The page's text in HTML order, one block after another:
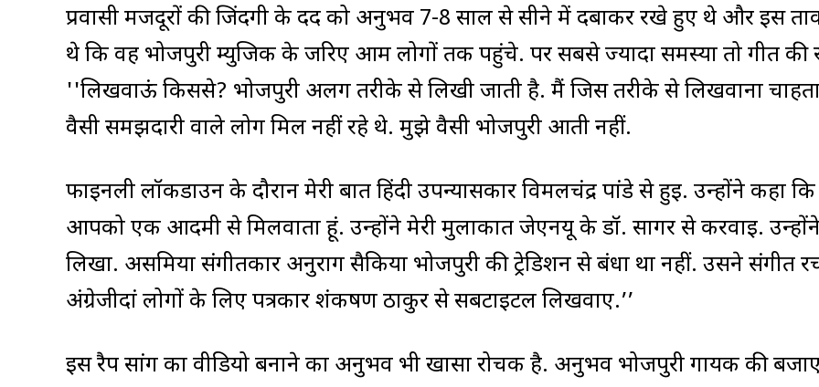
प्रवासी मजदूरों की जिंदगी के दर्द को अनुभव 7-8 साल से सीने में दबाकर रखे हुए थे और इस
थे कि वह भोजपुरी म्युजिक के जरिए आम लोगों तक पहुंचे. पर सबसे ज्यादा समस्या तो गीत की
''लिखवाऊं किससे? भोजपुरी अलग तरीके से लिखी जाती है. मैं जिस तरीके से लिखवाना
वैसी समझदारी वाले लोग मिल नहीं रहे थे. मुझे वैसी भोजपुरी आती नहीं.
फाइनली लॉकडाउन के दौरान मेरी बात हिंदी उपन्यासकार विमलचंद्र पांडे से हुई. उन्होंने कहा
आपको एक आदमी से मिलवाता हूं. उन्होंने मेरी मुलाकात जेएनयू के डॉ. सागर से करवाई.
लिखा. असमिया संगीतकार अनुराग सैकिया भोजपुरी की ट्रेडिशन से बंधा था नहीं. उसने संगीत
अंग्रेजीदां लोगों के लिए पत्रकार शंकर्षण ठाकुर से सबटाइटल लिखवाए.’’
इस रैप सांग का वीडियो बनाने का अनुभव भी खासा रोचक है. अनुभव भोजपुरी गायक की